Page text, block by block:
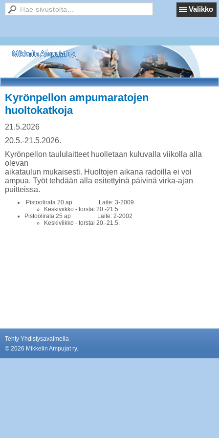
Valikko
Mikkelin Ampujat ry.
Kyrönpellon ampumaratojen
huoltokatkoja
21.5.2026
20.5.-21.5.2026.
Kyrönpellon taululaitteet huolletaan kuluvalla viikolla alla
olevan
aikataulun mukaisesti. Huoltojen aikana radoilla ei voi
ampua. Työt tehdään alla esitettyinä päivinä virka-ajan
puitteissa.
Pistoolirata 20 ap Laite: 3-2009
Keskiviikko - torstai 20.-21.5.
Pistoolirata 25 ap Laite: 2-2002
Keskiviikko - torstai 20.-21.5.
Tehty Yhdistysavaimella
© 2026 Mikkelin Ampujat ry.